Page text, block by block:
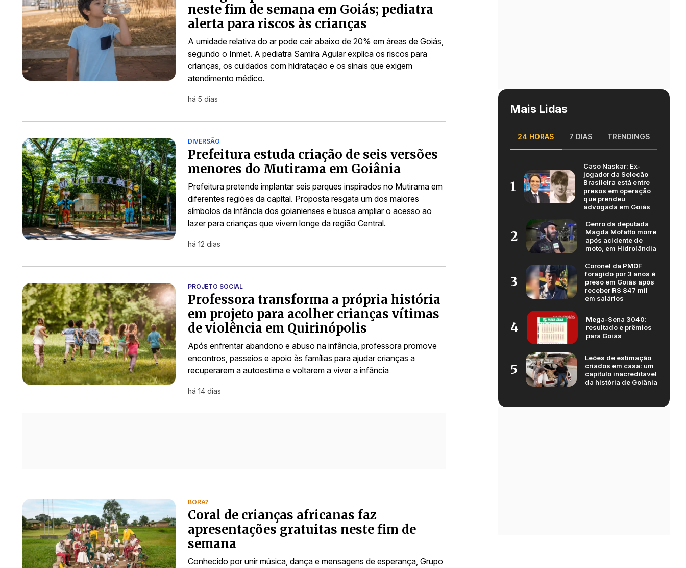
neste fim de semana em Goiás; pediatra
alerta para riscos às crianças
A umidade relativa do ar pode cair abaixo de 20% em áreas de Goiás,
segundo o Inmet. A pediatra Samira Aguiar explica os riscos para
crianças, os cuidados com hidratação e os sinais que exigem
atendimento médico.
há 5 dias
DIVERSÃO
Prefeitura estuda criação de seis versões
menores do Mutirama em Goiânia
Prefeitura pretende implantar seis parques inspirados no Mutirama em
diferentes regiões da capital. Proposta resgata um dos maiores
símbolos da infância dos goianienses e busca ampliar o acesso ao
lazer para crianças que vivem longe da região Central.
há 12 dias
PROJETO SOCIAL
Professora transforma a própria história
em projeto para acolher crianças vítimas
de violência em Quirinópolis
Após enfrentar abandono e abuso na infância, professora promove
encontros, passeios e apoio às famílias para ajudar crianças a
recuperarem a autoestima e voltarem a viver a infância
há 14 dias
BORA?
Coral de crianças africanas faz
apresentações gratuitas neste fim de
semana
Conhecido por unir música, dança e mensagens de esperança, Grupo
Mais Lidas
24 HORAS 7 DIAS TRENDINGS
1
Caso Naskar: Ex-
jogador da Seleção
Brasileira está entre
presos em operação
que prendeu
advogada em Goiás
2
Genro da deputada
Magda Mofatto morre
após acidente de
moto, em Hidrolândia
3
Coronel da PMDF
foragido por 3 anos é
preso em Goiás após
receber R$ 847 mil
em salários
4
Mega-Sena 3040:
resultado e prêmios
para Goiás
5
Leões de estimação
criados em casa: um
capítulo inacreditável
da história de Goiânia